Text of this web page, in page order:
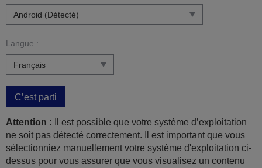
Langue :
C’est parti
Attention : Il est possible que votre système d’exploitation
ne soit pas détecté correctement. Il est important que vous
sélectionniez manuellement votre système d'exploitation ci-
dessus pour vous assurer que vous visualisez un contenu